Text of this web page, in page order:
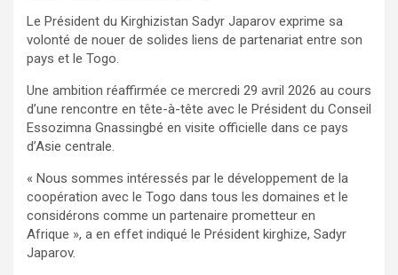
Le Président du Kirghizistan Sadyr Japarov exprime sa
volonté de nouer de solides liens de partenariat entre son
pays et le Togo.
Une ambition réaffirmée ce mercredi 29 avril 2026 au cours
d’une rencontre en tête-à-tête avec le Président du Conseil
Essozimna Gnassingbé en visite officielle dans ce pays
d’Asie centrale.
« Nous sommes intéressés par le développement de la
coopération avec le Togo dans tous les domaines et le
considérons comme un partenaire prometteur en
Afrique », a en effet indiqué le Président kirghize, Sadyr
Japarov.